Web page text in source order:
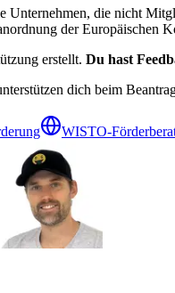
Unternehmen, die nicht
der Europäischen
erstellt. Du hast
dich beim
WISTO-